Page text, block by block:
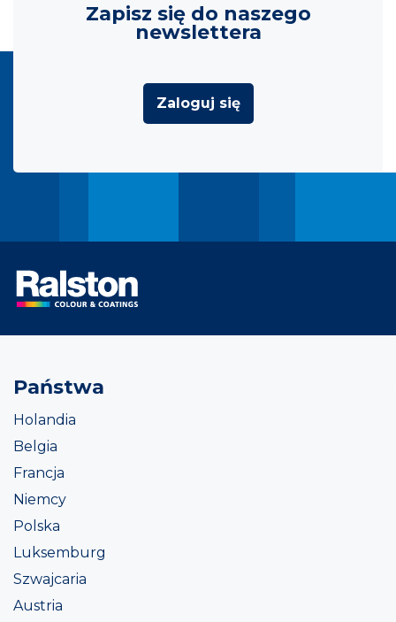
Zapisz się do naszego
newslettera
Zaloguj się
Państwa
Holandia
Belgia
Francja
Niemcy
Polska
Luksemburg
Szwajcaria
Austria